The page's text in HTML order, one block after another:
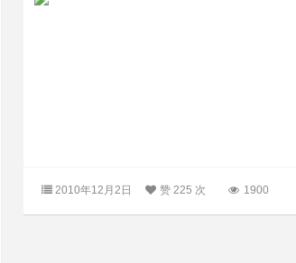
2010年12月2日 赞 225 次 1900